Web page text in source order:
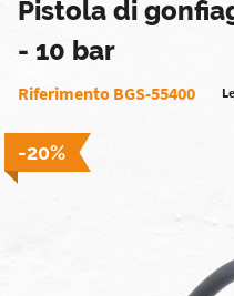
Pistola di
- 10 bar
Riferimento BGS-55400
-20%